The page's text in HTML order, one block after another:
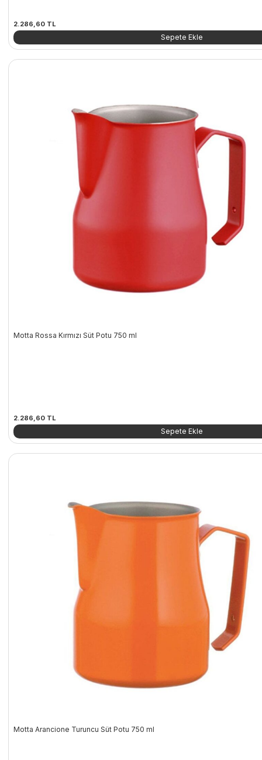
2.286,60 TL
Sepete Ekle
Motta Rossa Kırmızı Süt Potu 750 ml
2.286,60 TL
Sepete Ekle
Motta Arancione Turuncu Süt Potu 750 ml